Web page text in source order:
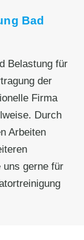
Bad
Belastung für
der
Firma
Durch
Arbeiten
uns gerne für